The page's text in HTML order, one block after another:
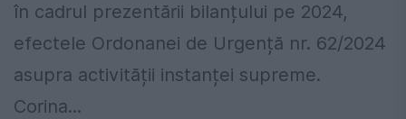
în cadrul prezentării bilanțului pe 2024,
efectele Ordonanei de Urgență nr. 62/2024
asupra activității instanței supreme.
Corina...